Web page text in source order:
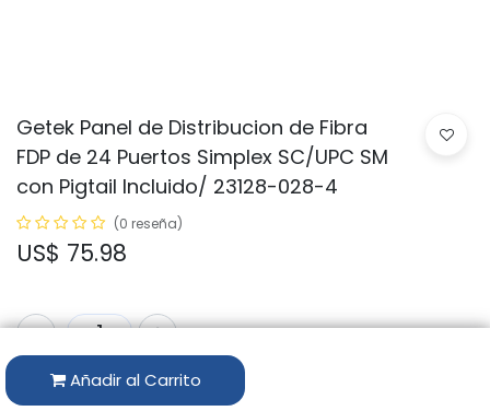
Getek Panel de Distribucion de Fibra
FDP de 24 Puertos Simplex SC/UPC SM
con Pigtail Incluido/ 23128-028-4
(0 reseña)
US$ 75.98
Añadir al Carrito
Código: GTK-FDP241-SC-UPC